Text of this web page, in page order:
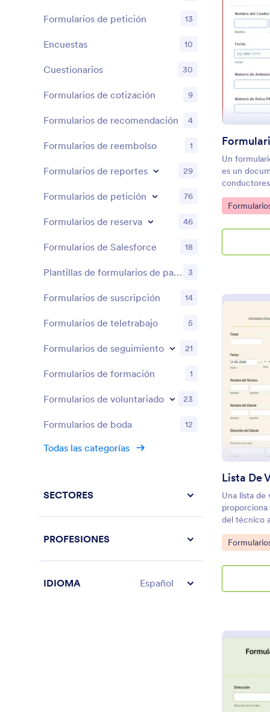
puede ser
personas
una copia
ordenador
iniciar
Jotform.
Un
es un
que las
antes de
conductor
transporte,
vuestros
sacar el
tan
formularios
utilizar el
cualquier
tablet, en
utilizad
avanzadas
mucho más
trabajo. Si
a otras
Dropbox,
nuestras
sesión
móviles
Go to
Una lista de
del técnico
lista de
completa
Go to
Formularios de petición 13
Encuestas 10
Cuestionarios 30
Formularios de cotización 9
Formularios de recomendación 4
Formularios de reembolso 1
Formularios de reportes 29
Formularios de petición 76
Formularios de reserva 46
Formularios de Salesforce 18
Plantillas de formularios de patrocinio 3
Formularios de suscripción 14
Formularios de teletrabajo 5
Formularios de seguimiento 21
Formularios de formación 1
Formularios de voluntariado 23
Formularios de boda 12
Todas las categorías
SECTORES
PROFESIONES
IDIOMA Español